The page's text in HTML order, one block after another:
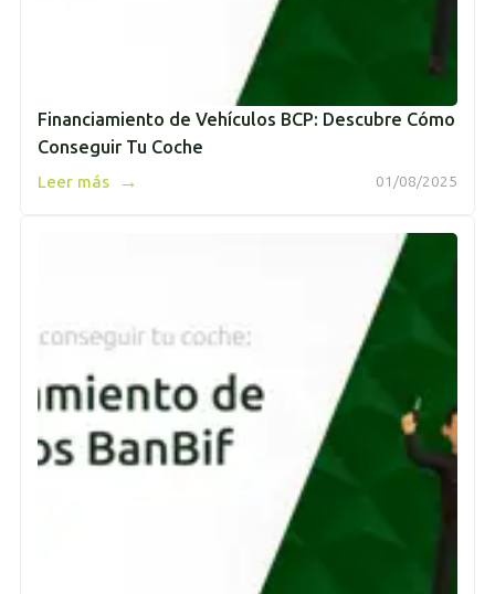
Financiamiento de Vehículos BCP: Descubre Cómo
Conseguir Tu Coche
01/08/2025
Leer más →